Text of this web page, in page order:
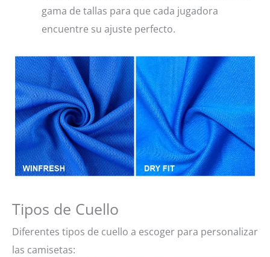
gama de tallas para que cada jugadora
encuentre su ajuste perfecto.
Tipos de Cuello
Diferentes tipos de cuello a escoger para personalizar
las camisetas: